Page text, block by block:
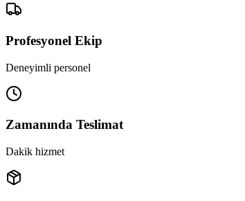
Profesyonel Ekip
Deneyimli personel
Zamanında Teslimat
Dakik hizmet